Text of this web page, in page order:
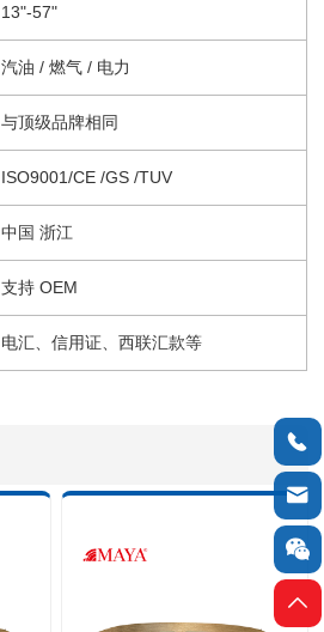
13"-57"
汽油 / 燃气 / 电力
与顶级品牌相同
ISO9001/CE /GS /TUV
中国 浙江
支持 OEM
电汇、信用证、西联汇款等



